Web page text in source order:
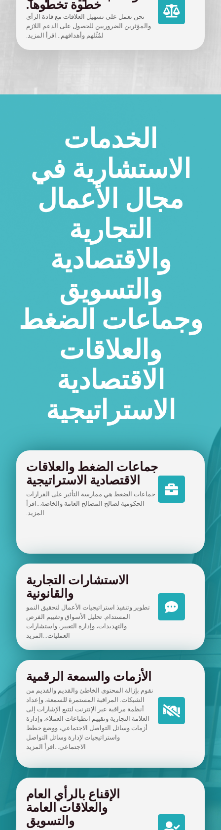
خطوة تخطوها.
نحن نعمل على تسهيل العلاقات مع قادة الرأي
والمؤثرين الضروريين للحصول على الدعم اللازم
لمُثُلهم وأهدافهم...اقرأ المزيد.
الخدمات
الاستشارية في
مجال الأعمال
التجارية
والاقتصادية
والتسويق
وجماعات الضغط
والعلاقات
الاقتصادية
الاستراتيجية
جماعات الضغط والعلاقات
الاقتصادية الاستراتيجية
جماعات الضغط هي ممارسة التأثير على القرارات
الحكومية لصالح المصالح العامة والخاصة...اقرأ
المزيد.
الاستشارات التجارية
والقانونية
تطوير وتنفيذ استراتيجيات الأعمال لتحقيق النمو
المستدام. تحليل الأسواق وتقييم الفرص
والتهديدات، وإدارة التغيير، واستشارات
العمليات...المزيد
الأزمات والسمعة الرقمية
نقوم بإزالة المحتوى الخاطئ والقديم والقديم من
الشبكات. المراقبة المستمرة للسمعة، وإعداد
أنظمة مراقبة عبر الإنترنت لتتبع الإشارات إلى
العلامة التجارية وتقييم انطباعات العملاء، وإدارة
أزمات وسائل التواصل الاجتماعي، ووضع خطط
واستراتيجيات لإدارة وسائل التواصل
الاجتماعي...اقرأ المزيد
الإقناع بالرأي العام
والعلاقات العامة
والتسويق